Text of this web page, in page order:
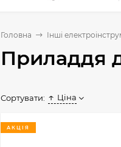
Головна Інші
Приладдя
Сортувати: Ціна
АКЦІЯ